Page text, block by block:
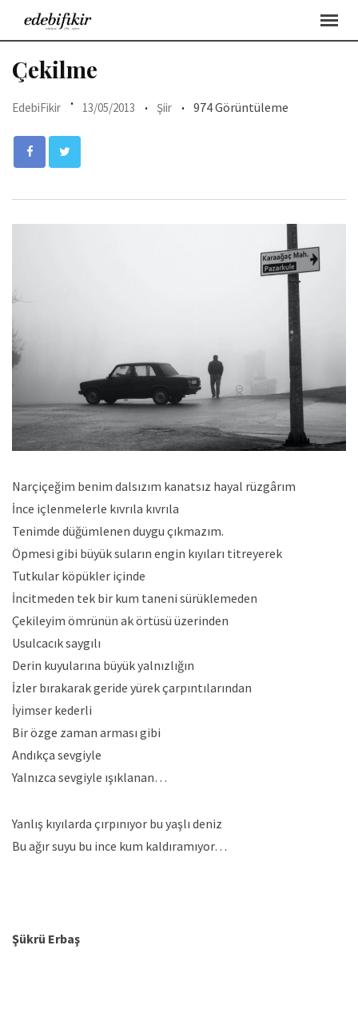
Çekilme
EdebiFikir 13/05/2013 Şiir 974 Görüntüleme
Narçiçeğim benim dalsızım kanatsız hayal rüzgârım
İnce içlenmelerle kıvrıla kıvrıla
Tenimde düğümlenen duygu çıkmazım.
Öpmesi gibi büyük suların engin kıyıları titreyerek
Tutkular köpükler içinde
İncitmeden tek bir kum taneni sürüklemeden
Çekileyim ömrünün ak örtüsü üzerinden
Usulcacık saygılı
Derin kuyularına büyük yalnızlığın
İzler bırakarak geride yürek çarpıntılarından
İyimser kederli
Bir özge zaman arması gibi
Andıkça sevgiyle
Yalnızca sevgiyle ışıklanan…
Yanlış kıyılarda çırpınıyor bu yaşlı deniz
Bu ağır suyu bu ince kum kaldıramıyor…
Şükrü Erbaş